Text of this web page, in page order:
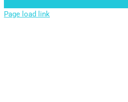
Page load link